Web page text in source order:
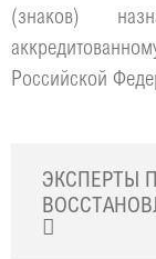
(знаков)
Российской
ЭКСПЕРТЫ